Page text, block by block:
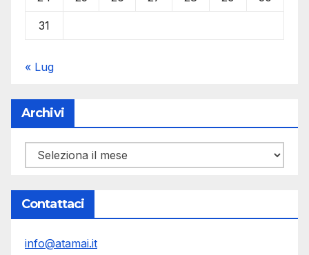
31
« Lug
Archivi
Archivi
Contattaci
info@atamai.it